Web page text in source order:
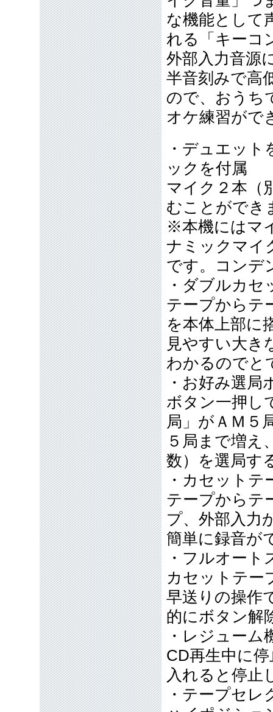
な機能として
れる「キーコ
外部入力音源
半音刻みで高
ので、おうち
オケ練習がで
・デュエッ
ックを付属
マイク２本（
むことができ
※本機にはマ
ナミックマイ
です。コンデ
・ダブルカ
テープからテ
を本体上部に
見やすい大き
わかるのでと
・お好み選
ボタン一押し
局」がＡＭ５
５局まで増え
数）を選局す
・カセット
テープからテ
プ、外部入力
簡単に録音が
・フルオー
カセットテー
早送りの操作
的にボタン解
・レジューム
CD再生中に
入れると停止
・テープセレ